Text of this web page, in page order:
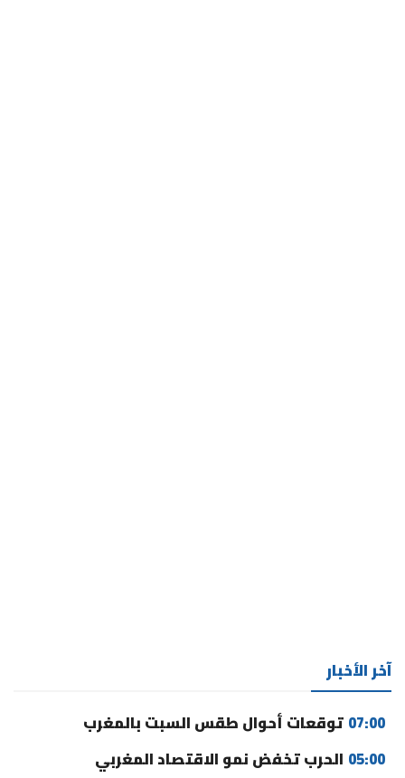
آخر الأخبار
07:00 توقعات أحوال طقس السبت بالمغرب
05:00 الحرب تخفض نمو الاقتصاد المغربي